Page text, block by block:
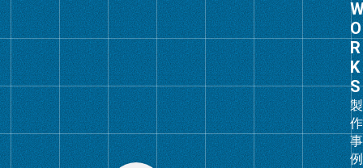
製
作
事
例
グ
ル
ー
プ
リ
ン
ク